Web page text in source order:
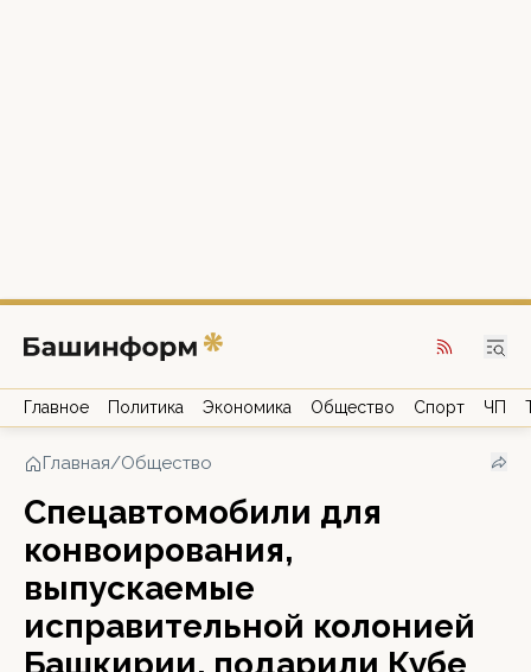
Главное Политика Экономика Общество Спорт ЧП
Главная/Общество
Спецавтомобили для
конвоирования,
выпускаемые
исправительной колонией